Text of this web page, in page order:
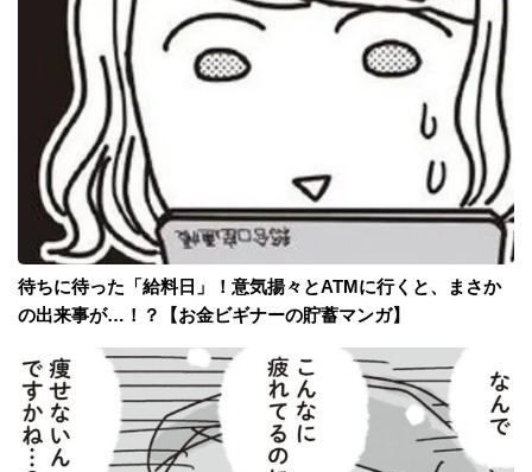
待ちに待った「給料日」！意気揚々とATMに行くと、まさか
の出来事が…！？【お金ビギナーの貯蓄マンガ】